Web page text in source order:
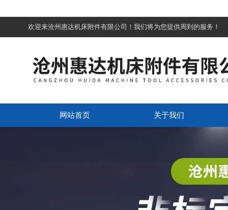
欢迎来沧州惠达机床附件有限公司！我们将为您提供周到的服务！
网站首页 关于我们